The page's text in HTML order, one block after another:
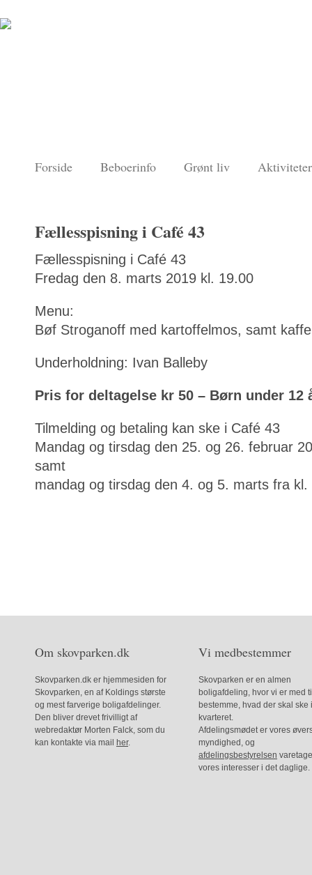
Forside Beboerinfo Grønt liv Aktiviteter
Fællesspisning i Café 43
Fællesspisning i Café 43
Fredag den 8. marts 2019 kl. 19.00
Menu:
Bøf Stroganoff med kartoffelmos, samt kaffe
Underholdning: Ivan Balleby
Pris for deltagelse kr 50 – Børn under 12
Tilmelding og betaling kan ske i Café 43
Mandag og tirsdag den 25. og 26. februar
samt
mandag og tirsdag den 4. og 5. marts fra
Om skovparken.dk
Skovparken.dk er hjemmesiden for
Skovparken, en af Koldings største
og mest farverige boligafdelinger.
Den bliver drevet frivilligt af
webredaktør Morten Falck, som du
kan kontakte via mail
her.
Vi medbestemmer
Skovparken er en almen
boligafdeling, hvor vi er med
bestemme, hvad der skal ske i
kvarteret.
Afdelingsmødet er vores
myndighed, og
afdelingsbestyrelsen
vores interesser i det daglige.